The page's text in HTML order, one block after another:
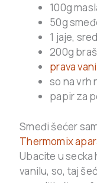
100g
50g
1 jaje,
200g
prava
so na vrh
papir za
Smeđi šećer
Thermomix
Ubacite u secka
vanilu, so, taj